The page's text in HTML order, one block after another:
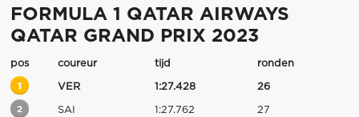
FORMULA 1 QATAR AIRWAYS
QATAR GRAND PRIX 2023
pos coureur tijd ronden
1 VER 1:27.428 26
2 SAI 1:27.762 27